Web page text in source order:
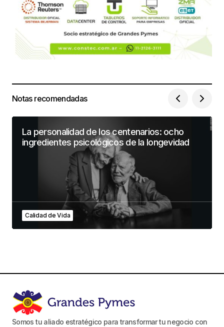
Notas recomendadas
La personalidad de los centenarios: ocho
ingredientes psicológicos de la longevidad
Calidad de Vida
Somos tu aliado estratégico para transformar tu negocio con